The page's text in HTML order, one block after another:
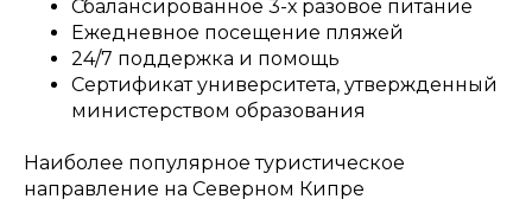
Сбалансированное 3-х разовое питание
Ежедневное посещение пляжей
24/7 поддержка и помощь
Сертификат университета, утвержденный
министерством образования
Наиболее популярное туристическое
направление на Северном Кипре